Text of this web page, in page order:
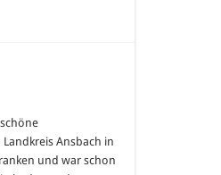
Ansbach in
und war schon